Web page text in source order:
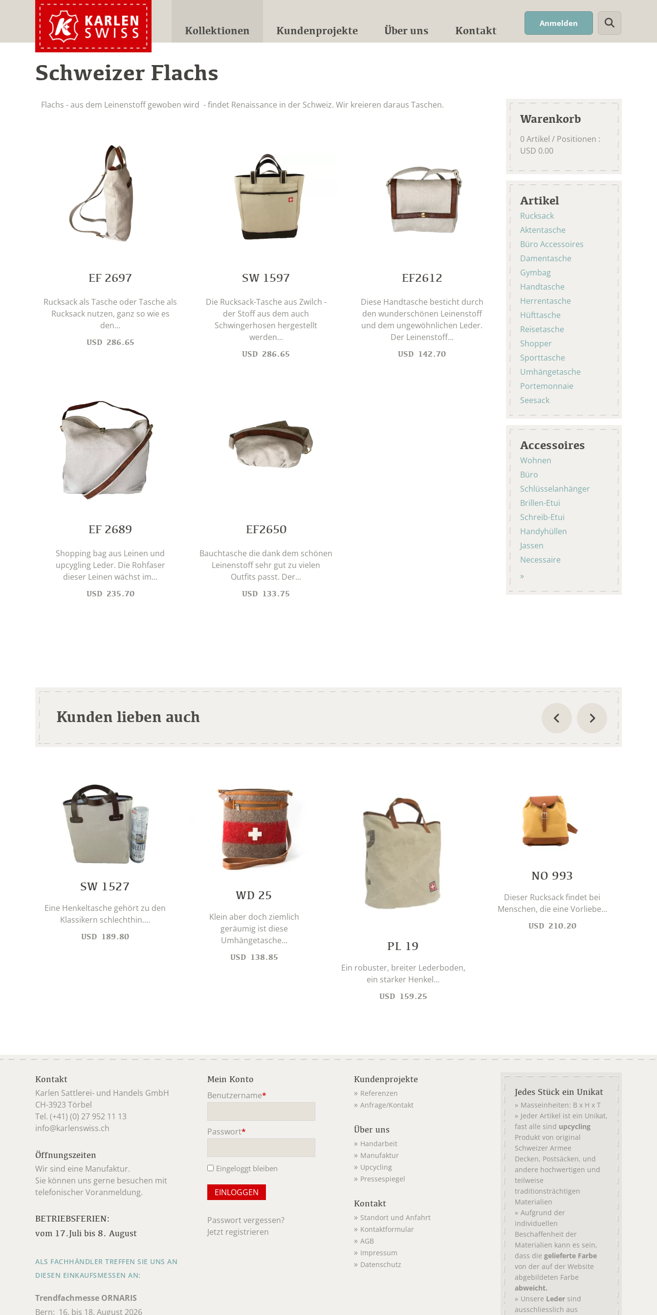
Kollektionen Kundenprojekte Über uns Kontakt
Anmelden Suchwort
Schweizer Flachs
Warenkorb
0Artikel / Positionen :
USD 0.00
Artikel
Rucksack
Aktentasche
Büro Accessoires
Damentasche
Gymbag
Handtasche
Herrentasche
Hüfttasche
Reisetasche
Shopper
Sporttasche
Umhängetasche
Portemonnaie
Seesack
Accessoires
Wohnen
Büro
Schlüsselanhänger
Brillen-Etui
Schreib-Etui
Handyhüllen
Jassen
Necessaire
Flachs - aus dem Leinenstoff gewoben wird - findet Renaissance in der Schweiz. Wir kreieren daraus Taschen.
EF 2697
Rucksack als Tasche oder Tasche als
Rucksack nutzen, ganz so wie es
den...
USD 286.65
SW 1597
Die Rucksack-Tasche aus Zwilch -
der Stoff aus dem auch
Schwingerhosen hergestellt
werden...
USD 286.65
EF2612
Diese Handtasche besticht durch
den wunderschönen Leinenstoff
und dem ungewöhnlichen Leder.
Der Leinenstoff...
USD 142.70
EF 2689
Shopping bag aus Leinen und
upcygling Leder. Die Rohfaser
dieser Leinen wächst im...
USD 235.70
EF2650
Bauchtasche die dank dem schönen
Leinenstoff sehr gut zu vielen
Outfits passt. Der...
USD 133.75
Kunden lieben auch
SW 1527
Eine Henkeltasche gehört zu den
Klassikern schlechthin....
USD 189.80
WD 25
Klein aber doch ziemlich
geräumig ist diese
Umhängetasche...
USD 138.85
PL 19
Ein robuster, breiter Lederboden,
ein starker Henkel...
USD 159.25
NO 993
Dieser Rucksack findet bei
Menschen, die eine Vorliebe...
USD 210.20
Kontakt
Karlen Sattlerei- und Handels GmbH
CH-3923 Törbel
Tel. (+41) (0) 27 952 11 13
info@karlenswiss.ch
Öffnungszeiten
Wir sind eine Manufaktur.
Sie können uns gerne besuchen mit
telefonischer Voranmeldung.
BETRIEBSFERIEN:
vom 17.Juli bis 8. August
ALS FACHHÄNDLER TREFFEN SIE UNS AN
DIESEN EINKAUFSMESSEN AN:
Trendfachmesse ORNARIS
Bern: 16. bis 18. August 2026
Mein Konto
Benutzername*
Passwort*
Eingeloggt bleiben
Passwort vergessen?
Jetzt registrieren
Kundenprojekte
Referenzen
Anfrage/Kontakt
Über uns
Handarbeit
Manufaktur
Upcycling
Pressespiegel
Kontakt
Standort und Anfahrt
Kontaktformular
AGB
Impressum
Datenschutz
Jedes Stück ein Unikat
Masseinheiten: B x H x T
Jeder Artikel ist ein Unikat,
fast alle sind upcycling
Produkt von original
Schweizer Armee
Decken, Postsäcken, und
andere hochwertigen und
teilweise
traditionsträchtigen
Materialien
Aufgrund der
individuellen
Beschaffenheit der
Materialien kann es sein,
dass die gelieferte Farbe
von der auf der Website
abgebildeten Farbe
abweicht.
Unsere Leder sind
ausschliesslich aus